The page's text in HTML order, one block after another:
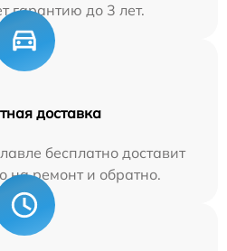
гарантию до 3 лет.
доставка
бесплатно доставит
на ремонт и обратно.